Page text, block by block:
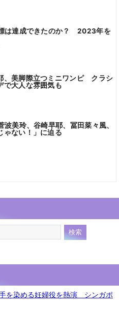
は達成できたのか？ 2023年を
、美脚際立つミニワンピ クラシ
で大人な雰囲気も
波美玲、谷崎早耶、冨田菜々風、
ゃない！」に迫る
を染める妊婦役を熱演 シンガポ